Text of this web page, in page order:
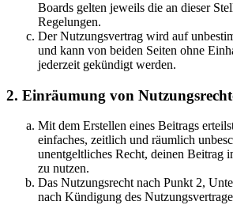
Boards gelten jeweils die an dieser
Regelungen.
Der Nutzungsvertrag wird auf
und kann von beiden Seiten ohne
jederzeit gekündigt werden.
2. Einräumung von
Mit dem Erstellen eines Beitrags
einfaches, zeitlich und räumlich
unentgeltliches Recht, deinen Beitrag
zu nutzen.
Das Nutzungsrecht nach Punkt 2,
nach Kündigung des